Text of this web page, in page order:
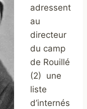
adressent
au
directeur
du camp
de Rouillé
(2) une
liste
d’internés